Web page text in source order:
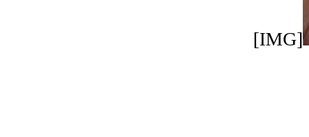
[IMG]